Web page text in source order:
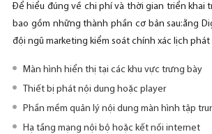
Để hiểu đúng về chi phí và thời gian triển
bao gồm những thành phần cơ bản sau:ằng
đội ngũ marketing kiểm soát chính xác lịch
Màn hình hiển thị tại các khu vực trưng bày
Thiết bị phát nội dung hoặc player
Phần mềm quản lý nội dung màn hình tập
Hạ tầng mạng nội bộ hoặc kết nối internet